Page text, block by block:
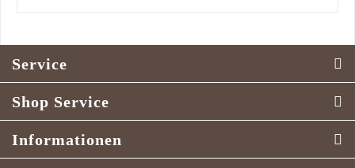
Service
Shop Service
Informationen